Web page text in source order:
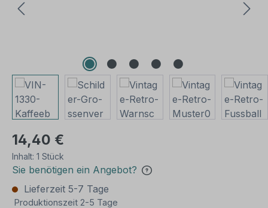
14,40 €
Inhalt: 1 Stück
Sie benötigen ein Angebot?
Lieferzeit 5-7 Tage
Produktionszeit 2-5 Tage